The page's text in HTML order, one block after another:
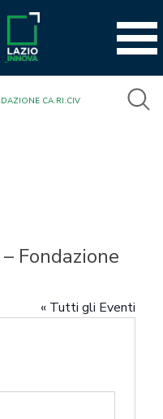
CA.RI.CIV
Fondazione
« Tutti gli Eventi